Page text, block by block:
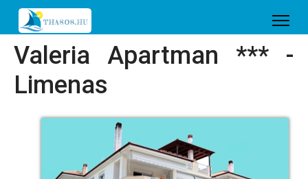
Valeria Apartman *** -
Limenas